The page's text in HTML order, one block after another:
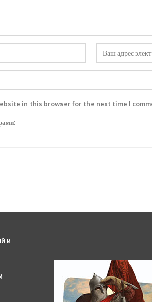
in this browser for the next time I
и